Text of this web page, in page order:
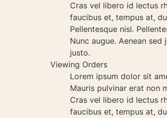
Cras vel libero id lectus
faucibus et, tempus at,
Pellentesque nisl.
Nunc augue. Aenean
justo.
Viewing Orders
Lorem ipsum dolor sit
Mauris pulvinar erat non
Cras vel libero id lectus
faucibus et, tempus at,